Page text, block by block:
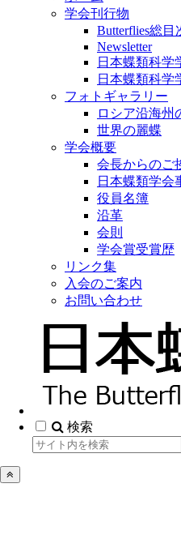
学会刊行物
Butterflies総目
Newsletter
日本蝶類科学
日本蝶類科学
フォトギャラリー
ロシア沿海州
世界の麗蝶
学会概要
会長からのご
日本蝶類学会
役員名簿
沿革
会則
学会賞受賞歴
リンク集
入会のご案内
お問い合わせ
検索